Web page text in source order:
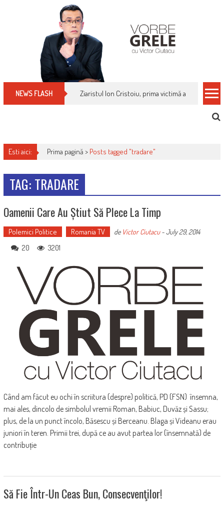
NEWS FLASH Ziaristul Ion Cristoiu, prima victimă a noi
Esti aici: Prima pagină > Posts tagged "tradare"
TAG: TRADARE
Oamenii Care Au Știut Să Plece La Timp
Polemici Politice Romania TV de Victor Ciutacu-July 29, 2014
20 3201
Când am făcut eu ochi în scriitura (despre) politică, PD (FSN) însemna,
mai ales, dincolo de simbolul vremii Roman, Babiuc, Duvăz și Sassu;
plus, de la un punct încolo, Băsescu și Berceanu. Blaga și Videanu erau
juniori în teren. Primii trei, după ce au avut partea lor (însemnată) de
contribuție
Să Fie Într-Un Ceas Bun, Consecvenţilor!